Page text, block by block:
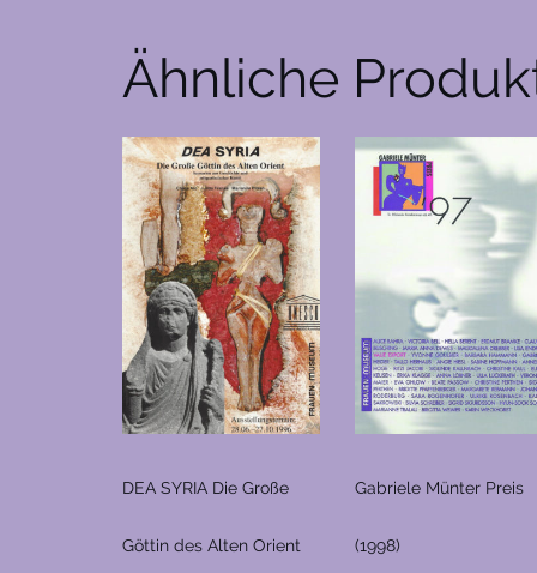
Ähnliche
DEA SYRIA Die Große
Göttin des Alten Orient
Gabriele Münter Preis
(1998)